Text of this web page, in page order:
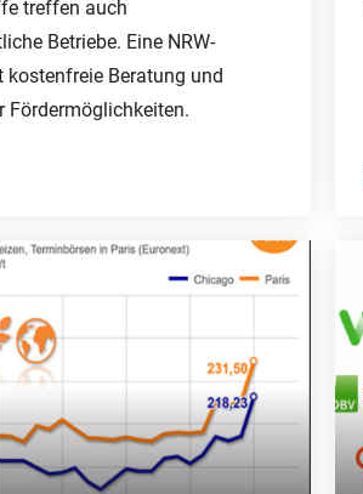
treffen auch
Betriebe. Eine NRW-
kostenfreie Beratung und
Fördermöglichkeiten.